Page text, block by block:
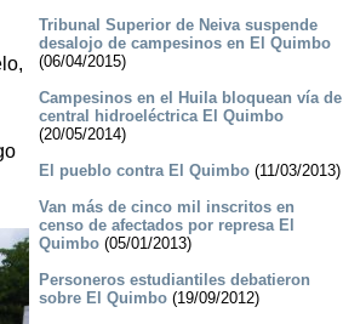
Tribunal Superior de Neiva suspende
desalojo de campesinos en El Quimbo
(06/04/2015)
Campesinos en el Huila bloquean vía de
central hidroeléctrica El Quimbo
(20/05/2014)
El pueblo contra El Quimbo(11/03/2013)
Van más de cinco mil inscritos en
censo de afectados por represa El
Quimbo(05/01/2013)
Personeros estudiantiles debatieron
sobre El Quimbo(19/09/2012)